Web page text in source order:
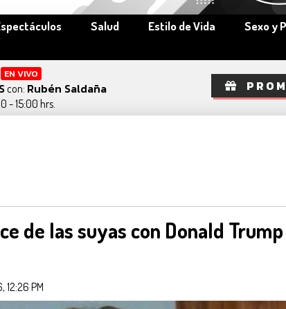
Salud Estilo de Vida Sexo y
EN VIVO
con: Rubén Saldaña
- 15:00 hrs.
de las suyas con Donald Trump
12:26 PM